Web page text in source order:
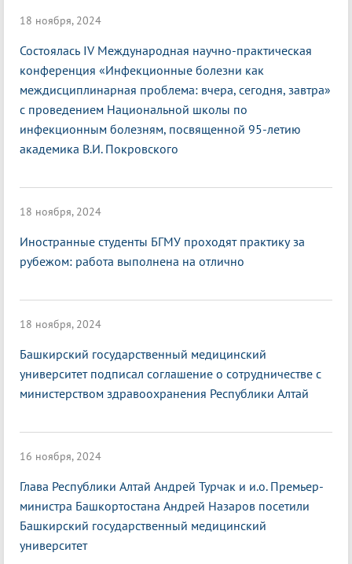
18 ноября, 2024
Состоялась IV Международная научно-практическая
конференция «Инфекционные болезни как
междисциплинарная проблема: вчера, сегодня, завтра»
с проведением Национальной школы по
инфекционным болезням, посвященной 95-летию
академика В.И. Покровского
18 ноября, 2024
Иностранные студенты БГМУ проходят практику за
рубежом: работа выполнена на отлично
18 ноября, 2024
Башкирский государственный медицинский
университет подписал соглашение о сотрудничестве с
министерством здравоохранения Республики Алтай
16 ноября, 2024
Глава Республики Алтай Андрей Турчак и и.о. Премьер-
министра Башкортостана Андрей Назаров посетили
Башкирский государственный медицинский
университет